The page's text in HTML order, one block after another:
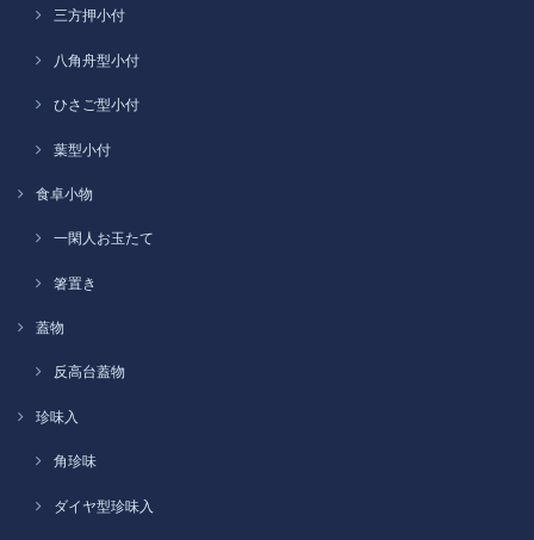
三方押小付
八角舟型小付
ひさご型小付
葉型小付
食卓小物
一閑人お玉たて
箸置き
蓋物
反高台蓋物
珍味入
角珍味
ダイヤ型珍味入